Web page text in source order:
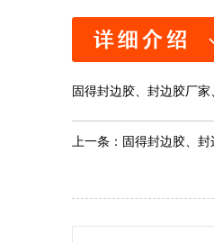
固得封边胶、封边胶厂
上一条： 固得封边胶、封